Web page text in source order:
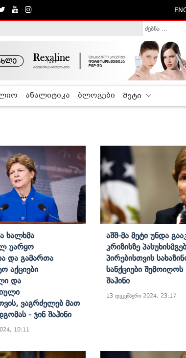
ანალიტიკა ბლოგები მეტი
Ხალხმა
Უარყო
Და Გამართა
Აქციები
Და
Ვაგრძელებ Მათ
- Ჯინ Შაჰინი
10:11
Აშშ-Მა Მეტი Უნდა
Კრიზისზე
Პირებისთვის
Სანქციები Შემოიღოს
Შაჰინი
13 დეკემბერი 2024, 23:17